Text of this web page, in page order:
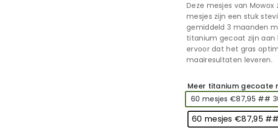
Deze mesjes van
mesjes zijn een stuk
gemiddeld 3 maanden
titanium gecoat zijn aan
ervoor dat het gras
maairesultaten leveren.
Meer titanium gecoate
60 mesjes €87,95 ##
60 mesjes €87,95